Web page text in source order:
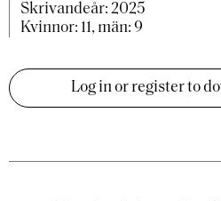
Skrivandeår: 2025
Kvinnor: 11, män: 9
Log in or register to